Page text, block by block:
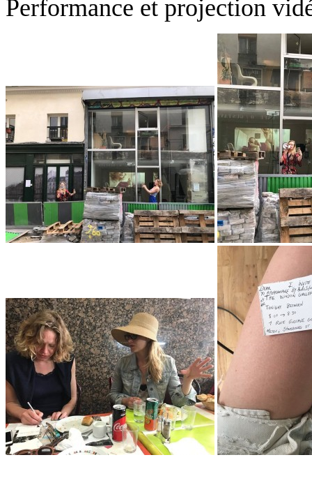
Performance et projection